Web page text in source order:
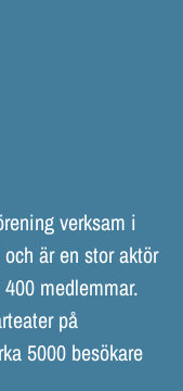
verksam i
är en stor aktör
medlemmar.
på
5000 besökare